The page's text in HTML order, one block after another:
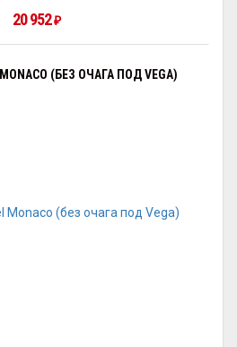
20 952 ₽
(БЕЗ ОЧАГА ПОД VEGA)